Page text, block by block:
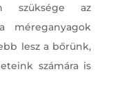
szüksége az
méreganyagok
lesz a bőrünk,
számára is